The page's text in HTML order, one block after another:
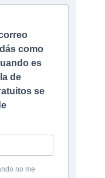
como
es
de
se
no me